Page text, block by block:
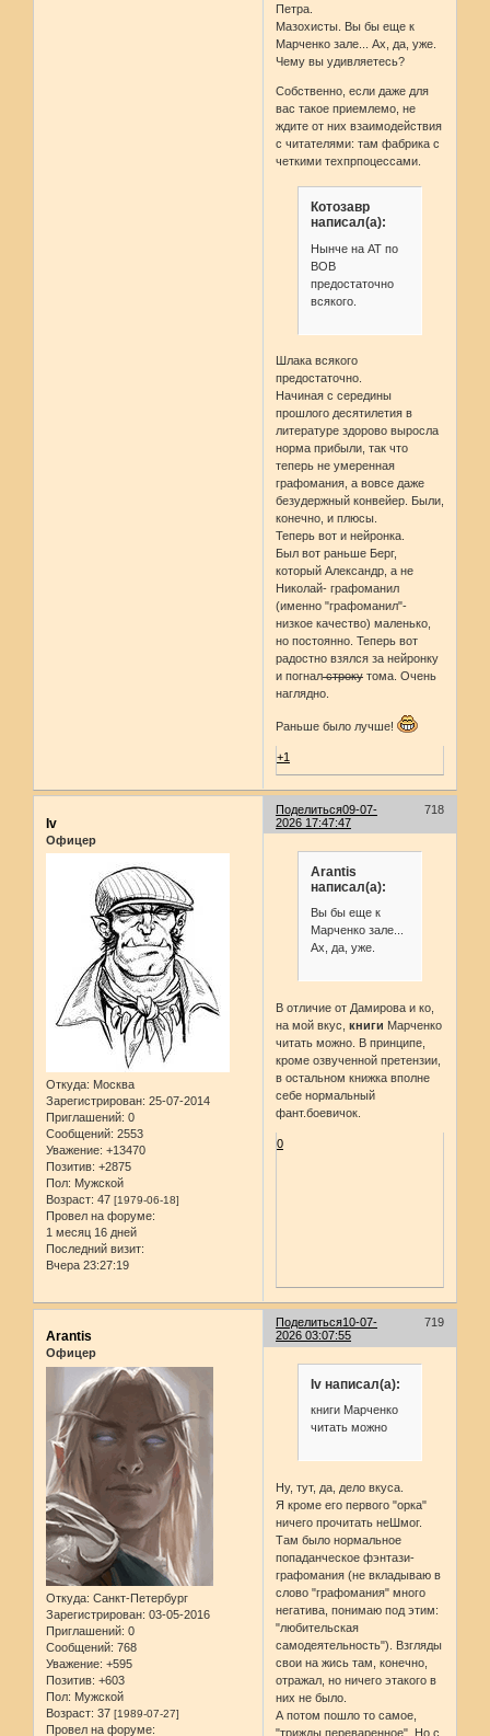
Петра.
Мазохисты. Вы бы еще к
Марченко зале... Ах, да, уже.
Чему вы удивляетесь?
Собственно, если даже для
вас такое приемлемо, не
ждите от них взаимодействия
с читателями: там фабрика с
четкими техпрпоцессами.
Котозавр
написал(а):
Нынче на АТ по
ВОВ
предостаточно
всякого.
Шлака всякого
предостаточно.
Начиная с середины
прошлого десятилетия в
литературе здорово выросла
норма прибыли, так что
теперь не умеренная
графомания, а вовсе даже
безудержный конвейер. Были,
конечно, и плюсы.
Теперь вот и нейронка.
Был вот раньше Берг,
который Александр, а не
Николай- графоманил
(именно "графоманил"-
низкое качество) маленько,
но постоянно. Теперь вот
радостно взялся за нейронку
и погналстроку тома. Очень
наглядно.
Раньше было лучше!
+1
Поделиться 718
09-07-
2026 17:47:47
Iv
Офицер
Откуда: Москва
Зарегистрирован: 25-07-2014
Приглашений: 0
Сообщений: 2553
Уважение: +13470
Позитив: +2875
Пол: Мужской
Возраст: 47 [1979-06-18]
Провел на форуме:
1 месяц 16 дней
Последний визит:
Вчера 23:27:19
Arantis
написал(а):
Вы бы еще к
Марченко зале...
Ах, да, уже.
В отличие от Дамирова и ко,
на мой вкус,книги Марченко
читать можно. В принципе,
кроме озвученной претензии,
в остальном книжка вполне
себе нормальный
фант.боевичок.
0
Поделиться 719
10-07-
2026 03:07:55
Arantis
Офицер
Откуда: Санкт-Петербург
Зарегистрирован: 03-05-2016
Приглашений: 0
Сообщений: 768
Уважение: +595
Позитив: +603
Пол: Мужской
Возраст: 37 [1989-07-27]
Провел на форуме:
Iv написал(а):
книги Марченко
читать можно
Ну, тут, да, дело вкуса.
Я кроме его первого "орка"
ничего прочитать неШмог.
Там было нормальное
попаданческое фэнтази-
графомания (не вкладываю в
слово "графомания" много
негатива, понимаю под этим:
"любительская
самодеятельность"). Взгляды
свои на жись там, конечно,
отражал, но ничего этакого в
них не было.
А потом пошло то самое,
"трижды переваренное". Но с